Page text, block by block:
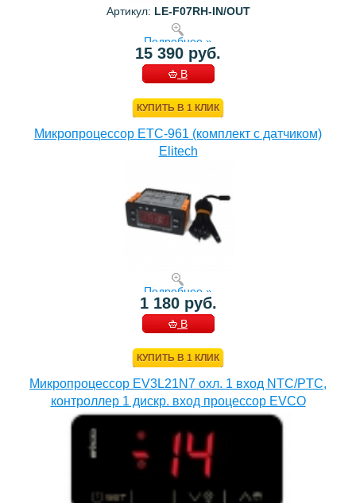
Артикул: LE-F07RH-IN/OUT
Подробнее »
15 390 руб.
В
КУПИТЬ В 1 КЛИК
Микропроцессор ETC-961 (комплект c датчиком)
Elitech
Подробнее »
1 180 руб.
В
КУПИТЬ В 1 КЛИК
Микропроцессор EV3L21N7 охл. 1 вход NTC/PTC,
контроллер 1 дискр. вход процессор EVCO